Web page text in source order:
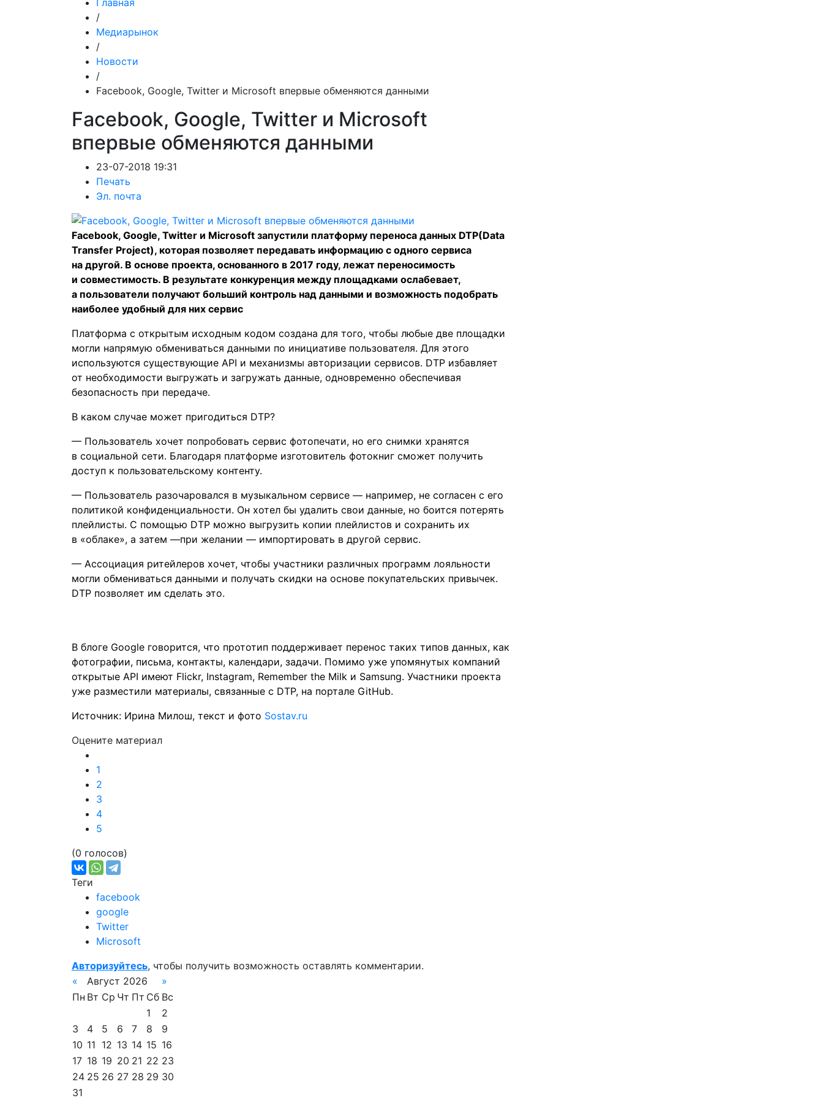
Главная
/
Медиарынок
/
Новости
/
Facebook, Google, Twitter и Microsoft впервые обменяются данными
Facebook, Google, Twitter и Microsoft
впервые обменяются данными
23-07-2018 19:31
Печать
Эл. почта
Facebook, Google, Twitter и Microsoft запустили платформу переноса данных DTP(Data
Transfer Project), которая позволяет передавать информацию с одного сервиса
на другой. В основе проекта, основанного в 2017 году, лежат переносимость
и совместимость. В результате конкуренция между площадками ослабевает,
а пользователи получают больший контроль над данными и возможность подобрать
наиболее удобный для них сервис
Платформа с открытым исходным кодом создана для того, чтобы любые две площадки
могли напрямую обмениваться данными по инициативе пользователя. Для этого
используются существующие API и механизмы авторизации сервисов. DTP избавляет
от необходимости выгружать и загружать данные, одновременно обеспечивая
безопасность при передаче.
В каком случае может пригодиться DTP?
— Пользователь хочет попробовать сервис фотопечати, но его снимки хранятся
в социальной сети. Благодаря платформе изготовитель фотокниг сможет получить
доступ к пользовательскому контенту.
— Пользователь разочаровался в музыкальном сервисе — например, не согласен с его
политикой конфиденциальности. Он хотел бы удалить свои данные, но боится потерять
плейлисты. С помощью DTP можно выгрузить копии плейлистов и сохранить их
в «облаке», а затем —при желании — импортировать в другой сервис.
— Ассоциация ритейлеров хочет, чтобы участники различных программ лояльности
могли обмениваться данными и получать скидки на основе покупательских привычек.
DTP позволяет им сделать это.
В блоге Google говорится, что прототип поддерживает перенос таких типов данных, как
фотографии, письма, контакты, календари, задачи. Помимо уже упомянутых компаний
открытые API имеют Flickr, Instagram, Remember the Milk и Samsung. Участники проекта
уже разместили материалы, связанные с DTP, на портале GitHub.
Источник: Ирина Милош, текст и фото Sostav.ru
Оцените материал
1
2
3
4
5
(0 голосов)
Теги
facebook
google
Twitter
Microsoft
Авторизуйтесь, чтобы получить возможность оставлять комментарии.
«
Август 2026
»
Пн Вт Ср Чт Пт Сб Вс
1
2
3
4 5 6 7 8
9
10 11 12 13 14 15 16
17 18 19 20 21 22 23
24 25 26 27 28 29 30
31